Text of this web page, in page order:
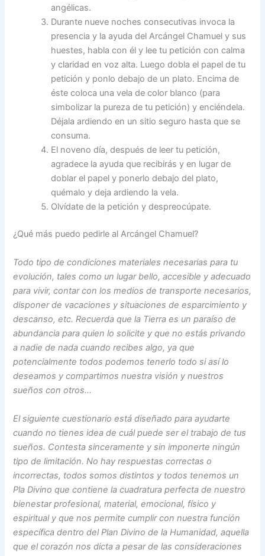
angélicas.
Durante nueve noches consecutivas invoca la
presencia y la ayuda del Arcángel Chamuel y sus
huestes, habla con él y lee tu petición con calma
y claridad en voz alta. Luego dobla el papel de tu
petición y ponlo debajo de un plato. Encima de
éste coloca una vela de color blanco (para
simbolizar la pureza de tu petición) y enciéndela.
Déjala ardiendo en un sitio seguro hasta que se
consuma.
El noveno día, después de leer tu petición,
agradece la ayuda que recibirás y en lugar de
doblar el papel y ponerlo debajo del plato,
quémalo y deja ardiendo la vela.
Olvídate de la petición y despreocúpate.
¿Qué más puedo pedirle al Arcángel Chamuel?
Todo tipo de condiciones materiales necesarias para tu
evolución, tales como un lugar bello, accesible y adecuado
para vivir, contar con los medios de transporte necesarios,
disponer de vacaciones y situaciones de esparcimiento y
descanso, etc. Recuerda quela Tierra es un paraíso de
abundancia para quien lo solicite y que no estás privando
a nadie de nada cuando recibes algo, ya que
potencialmente todos podemos tenerlo todo si así lo
deseamos y compartimos nuestra visión y nuestros
sueños con otros…
El siguiente cuestionario está diseñado para ayudarte
cuando no tienes idea de cuál puede ser el trabajo de tus
sueños. Contesta sinceramente y sin imponerte ningún
tipo de limitación. No hay respuestas correctas o
incorrectas, todos somos distintos y todos tenemos un
Pla Divino que contiene la cuadratura perfecta de nuestro
bienestar profesional, material, emocional, físico y
espiritual y que nos permite cumplir con nuestra función
específica dentro del Plan Divino dela Humanidad, aquella
que el corazón nos dicta a pesar de las consideraciones